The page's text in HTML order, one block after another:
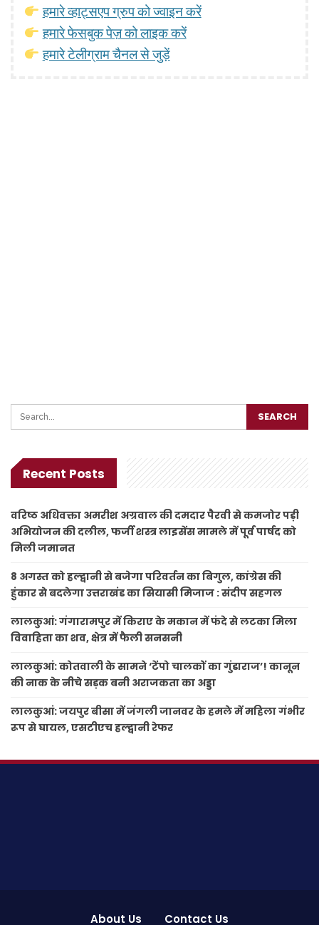
हमारे व्हाट्सएप ग्रुप को ज्वाइन करें
हमारे फेसबुक पेज़ को लाइक करें
हमारे टेलीग्राम चैनल से जुड़ें
Recent Posts
वरिष्ठ अधिवक्ता अमरीश अग्रवाल की दमदार पैरवी से कमजोर पड़ी
अभियोजन की दलील, फर्जी शस्त्र लाइसेंस मामले में पूर्व पार्षद को
मिली जमानत
8 अगस्त को हल्द्वानी से बजेगा परिवर्तन का बिगुल, कांग्रेस की
हुंकार से बदलेगा उत्तराखंड का सियासी मिजाज : संदीप सहगल
लालकुआं: गंगारामपुर में किराए के मकान में फंदे से लटका मिला
विवाहिता का शव, क्षेत्र में फैली सनसनी
लालकुआं: कोतवाली के सामने ‘टेंपो चालकों का गुंडाराज’! कानून
की नाक के नीचे सड़क बनी अराजकता का अड्डा
लालकुआं: जयपुर बीसा में जंगली जानवर के हमले में महिला गंभीर
रूप से घायल, एसटीएच हल्द्वानी रेफर
About Us Contact Us